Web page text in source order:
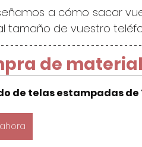
a cómo sacar
tamaño de vuestro
de
de telas estampadas de